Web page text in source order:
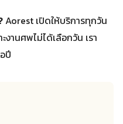
Aorest เปิดให้บริการทุกวัน
านศพไม่ได้เลือกวัน เรา
ปี